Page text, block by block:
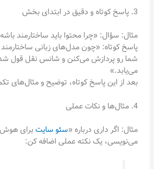
3. پاسخ کوتاه و دقیق در ابتدای بخش
مثال: سؤال: «چرا محتوا باید ساختارمند
پاسخ کوتاه: «چون مدل‌های زبانی
شما رو پردازش می‌کنن و شانس نقل قول
می‌یابد.»
بعد از این پاسخ کوتاه، توضیح و مثال‌های
4. مثال‌ها و نکات عملی
مثال: اگر داری درباره «سئو سایتبرای
می‌نویسی، یک نکته عملی اضافه کن: